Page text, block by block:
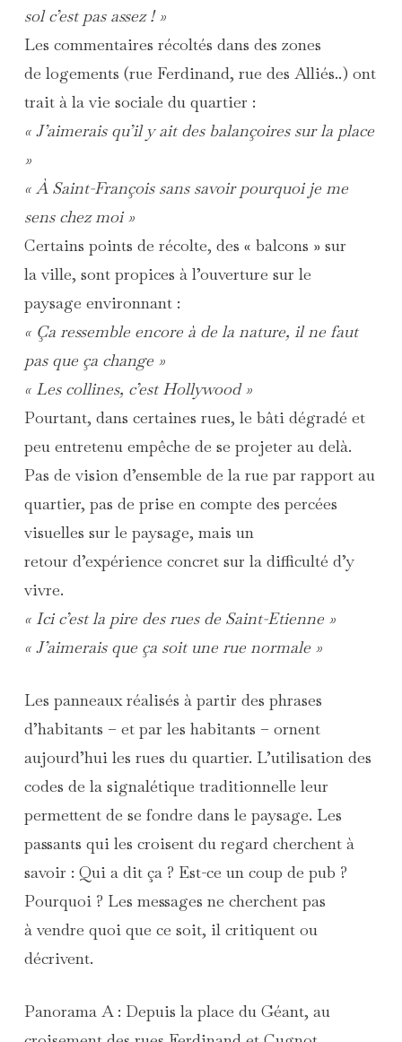
sol c’est pas assez ! »
Les commentaires récoltés dans des zones
de logements (rue Ferdinand, rue des Alliés..) ont
trait à la vie sociale du quartier :
« J’aimerais qu’il y ait des balançoires sur la place
»
« À Saint-François sans savoir pourquoi je me
sens chez moi »
Certains points de récolte, des « balcons » sur
la ville, sont propices à l’ouverture sur le
paysage environnant :
« Ça ressemble encore à de la nature, il ne faut
pas que ça change »
« Les collines, c’est Hollywood »
Pourtant, dans certaines rues, le bâti dégradé et
peu entretenu empêche de se projeter au delà.
Pas de vision d’ensemble de la rue par rapport au
quartier, pas de prise en compte des percées
visuelles sur le paysage, mais un
retour d’expérience concret sur la difficulté d’y
vivre.
« Ici c’est la pire des rues de Saint-Etienne »
« J’aimerais que ça soit une rue normale »
Les panneaux réalisés à partir des phrases
d’habitants – et par les habitants – ornent
aujourd’hui les rues du quartier. L’utilisation des
codes de la signalétique traditionnelle leur
permettent de se fondre dans le paysage. Les
passants qui les croisent du regard cherchent à
savoir : Qui a dit ça ? Est-ce un coup de pub ?
Pourquoi ? Les messages ne cherchent pas
à vendre quoi que ce soit, il critiquent ou
décrivent.
Panorama A : Depuis la place du Géant, au